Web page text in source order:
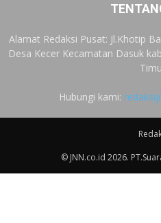
Alamat Redaksi Pusat: Jl.Khotip
Desa Kecer Kecamatan Dasuk
Hubungi kami:
© JNN.co.id 2026.